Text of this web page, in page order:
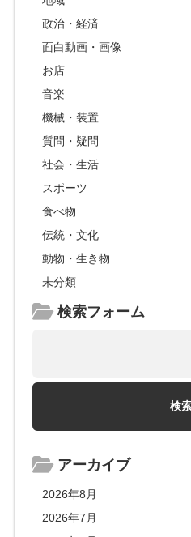
政治・経済
面白動画・画像
お店
音楽
機械・装置
質問・疑問
社会・生活
スポーツ
食べ物
伝統・文化
動物・生き物
未分類
検索フォーム
アーカイブ
2026年8月
2026年7月